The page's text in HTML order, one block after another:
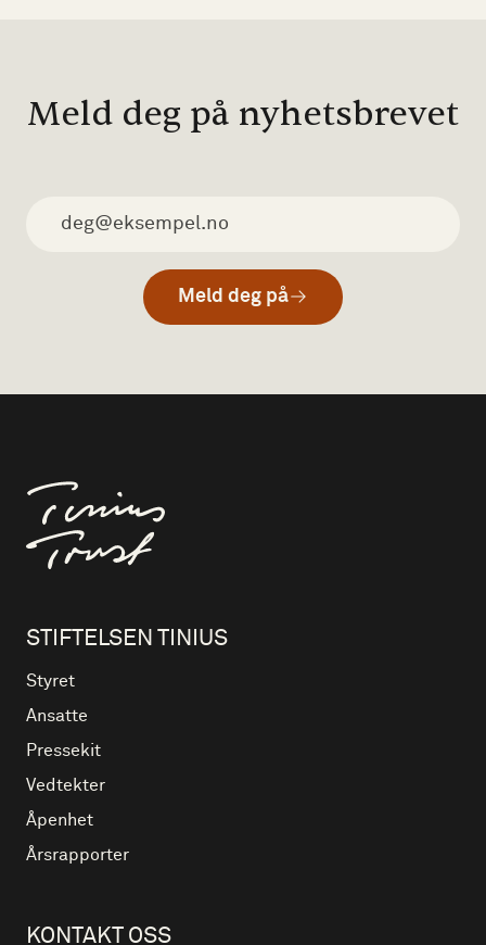
Meld deg på nyhetsbrevet
Meld deg på
Til forsiden
STIFTELSEN TINIUS
Styret
Ansatte
Pressekit
Vedtekter
Åpenhet
Årsrapporter
KONTAKT OSS